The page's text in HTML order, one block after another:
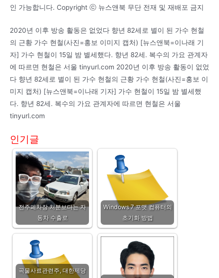
인 가능합니다. Copyright ⓒ 뉴스앤북 무단 전재 및 재배포 금지
2020년 이후 방송 활동은 없었다 향년 82세로 별이 된 가수 현철
의 근황 가수 현철(사진=홍보 이미지 캡처) [뉴스앤북=이나래 기
자] 가수 현철이 15일 밤 별세했다. 향년 82세. 복수의 가요 관계자
에 따르면 현철은 서울 tinyurl.com 2020년 이후 방송 활동이 없었
다 향년 82세로 별이 된 가수 현철의 근황 가수 현철(사진=홍보 이
미지 캡처) [뉴스앤북=이나래 기자] 가수 현철이 15일 밤 별세했
다. 향년 82세. 복수의 가요 관계자에 따르면 현철은 서울
tinyurl.com
인기글
전주폐차장 처분보다는 자
동차 수출로
Windows 7 포맷 컴퓨터의
초기화 방법
곡물사료관련주, 대한제당